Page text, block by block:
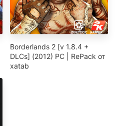
Borderlands 2 [v 1.8.4 +
DLCs] (2012) PC | RePack от
xatab